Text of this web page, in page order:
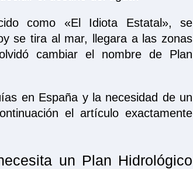
como «El Idiota Estatal», se
se tira al mar, llegara a las zonas
cambiar el nombre de Plan
en España y la necesidad de un
el artículo exactamente
un Plan Hidrológico